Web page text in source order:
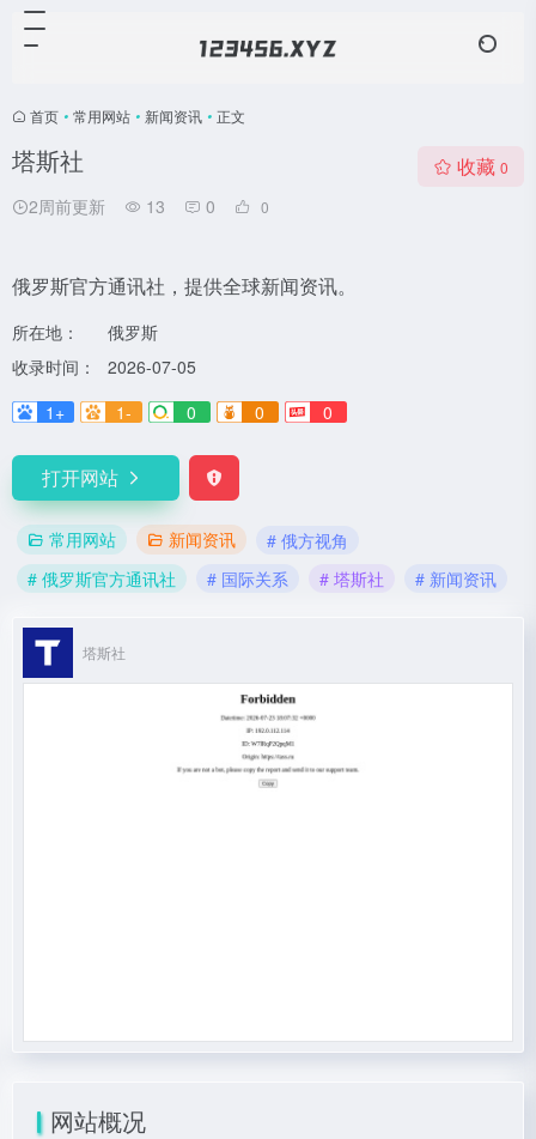
首页 • 常用网站 • 新闻资讯 • 正文
塔斯社
2周前更新 13 0 0
收藏 0
俄罗斯官方通讯社，提供全球新闻资讯。
所在地：
俄罗斯
收录时间：
2026-07-05
1+
1- 0 0 0
打开网站
常用网站 新闻资讯
# 俄方视角
# 俄罗斯官方通讯社
# 国际关系 # 塔斯社 # 新闻资讯
塔斯社
网站概况